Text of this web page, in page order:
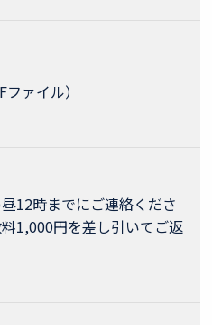
ファイル）
12時までにご連絡くださ
1,000円を差し引いてご返